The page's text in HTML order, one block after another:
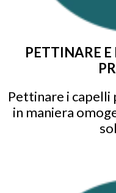
PETTINARE E
Pettinare i
in maniera